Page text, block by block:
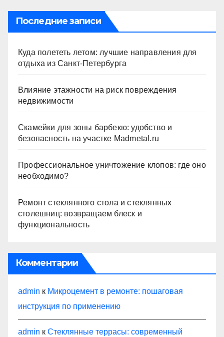
Последние записи
Куда полететь летом: лучшие направления для
отдыха из Санкт-Петербурга
Влияние этажности на риск повреждения
недвижимости
Скамейки для зоны барбекю: удобство и
безопасность на участке Madmetal.ru
Профессиональное уничтожение клопов: где оно
необходимо?
Ремонт стеклянного стола и стеклянных
столешниц: возвращаем блеск и
функциональность
Комментарии
admin к Микроцемент в ремонте: пошаговая
инструкция по применению
admin к Стеклянные террасы: современный